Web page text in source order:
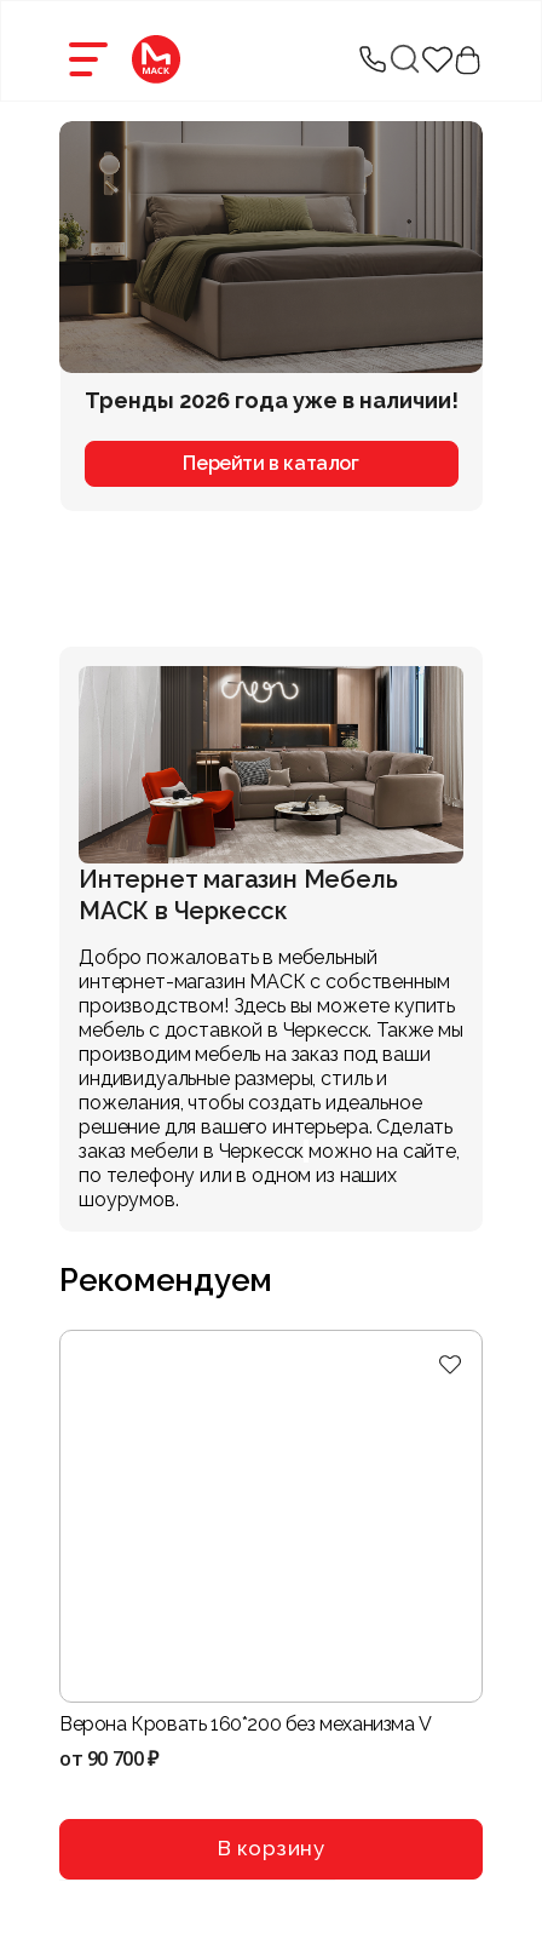
Тренды 2026 года уже в наличии!
Перейти в каталог
Интернет магазин Мебель
МАСК в Черкесск
Добро пожаловать в мебельный
интернет-магазин МАСК с собственным
производством! Здесь вы можете купить
мебель с доставкой в Черкесск. Также мы
производим мебель на заказ под ваши
индивидуальные размеры, стиль и
пожелания, чтобы создать идеальное
решение для вашего интерьера. Сделать
заказ мебели в Черкесск можно на сайте,
по телефону или в одном из наших
шоурумов.
Рекомендуем
Верона Кровать 160*200 без механизма V
от 90 700 ₽
В корзину